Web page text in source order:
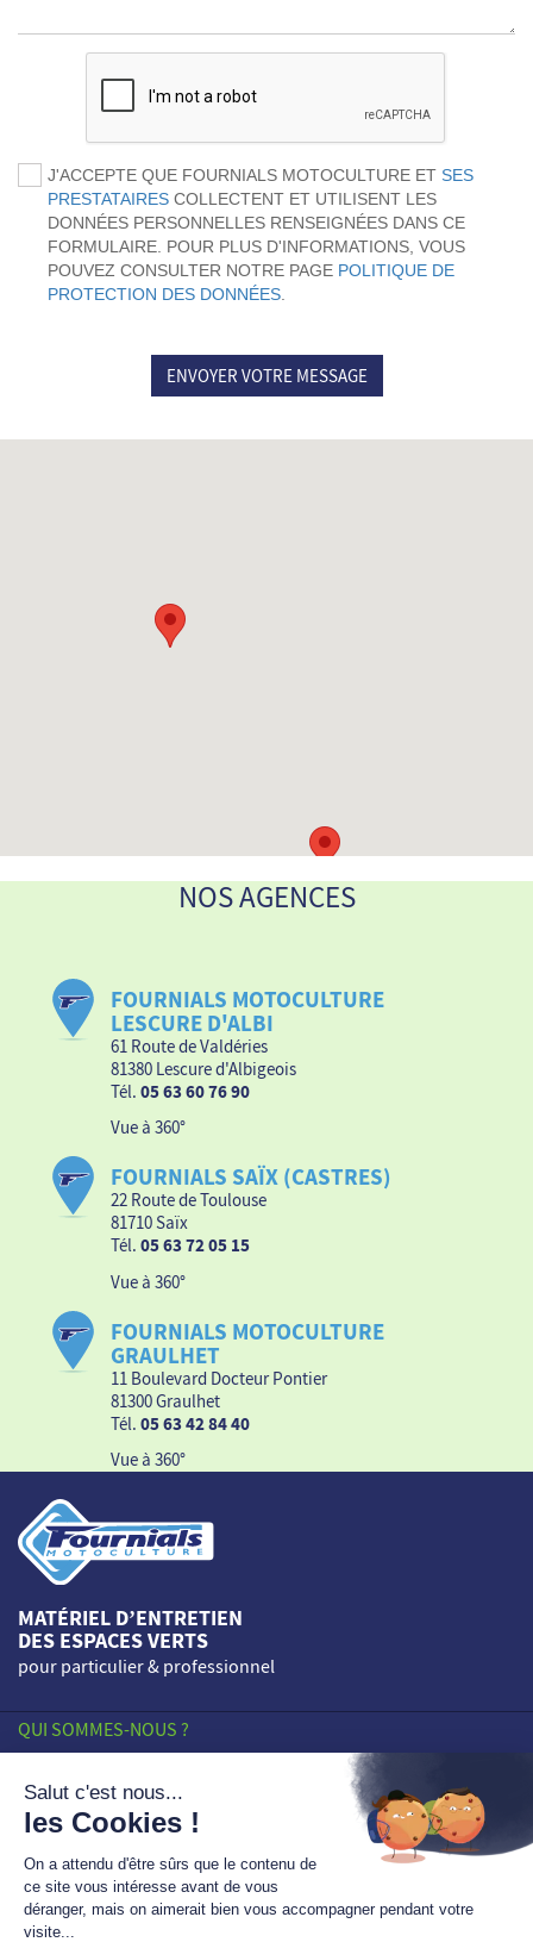
LeCub Cadet LTS S86est disponible au prix
exceptionnel immédiat de1619,10€!
J'ACCEPTE QUE FOURNIALS MOTOCULTURE ET SES
PRESTATAIRES COLLECTENT ET UTILISENT LES
DONNÉES PERSONNELLES RENSEIGNÉES DANS CE
FORMULAIRE. POUR PLUS D'INFORMATIONS, VOUS
POUVEZ CONSULTER NOTRE PAGE POLITIQUE DE
PROTECTION DES DONNÉES
NOS AGENCES
FOURNIALS MOTOCULTURE
LESCURE D'ALBI
61 Route de Valdéries
81380 Lescure d'Albigeois
Tél.05 63 60 76 90
Vue à 360°
FOURNIALS SAÏX (CASTRES)
22 Route de Toulouse
81710 Saïx
Tél.05 63 72 05 15
Vue à 360°
FOURNIALS MOTOCULTURE
GRAULHET
11 Boulevard Docteur Pontier
81300 Graulhet
Tél.05 63 42 84 40
Vue à 360°
MATÉRIEL D’ENTRETIEN
DES ESPACES VERTS
pour particulier & professionnel
QUI SOMMES-NOUS ?
SAVOIR-FAIRE
ENGAGEMENTS
NOS POINTS DE VENTE
PROFESSIONNELS